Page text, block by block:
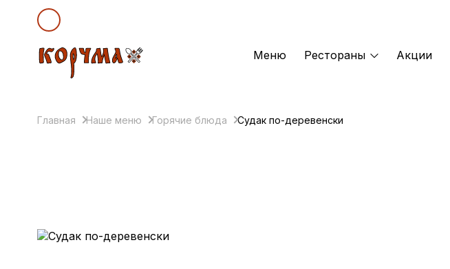
Меню Рестораны Акции
Главная Наше меню Горячие блюда Судак по-деревенски